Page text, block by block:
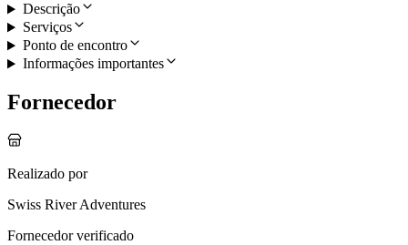
Descrição
Serviços
Ponto de encontro
Informações importantes
Fornecedor
Realizado por
Swiss River Adventures
Fornecedor verificado